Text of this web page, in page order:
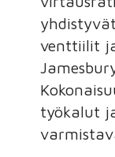
venttiilit
työkalut